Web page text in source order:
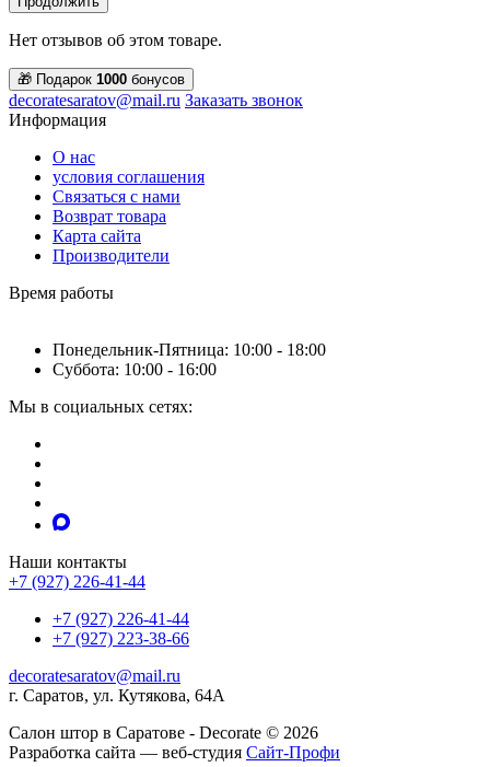
Нет отзывов об этом товаре.
🎁 Подарок 1000 бонусов
decoratesaratov@mail.ru Заказать звонок
Информация
О нас
условия соглашения
Связаться с нами
Возврат товара
Карта сайта
Производители
Время работы
Понедельник-Пятница: 10:00 - 18:00
Суббота: 10:00 - 16:00
Мы в социальных сетях:
Наши контакты
+7 (927) 226-41-44
+7 (927) 226-41-44
+7 (927) 223-38-66
decoratesaratov@mail.ru
г. Саратов, ул. Кутякова, 64А
Салон штор в Саратове - Decorate © 2026
Разработка сайта — веб-студия Сайт-Профи